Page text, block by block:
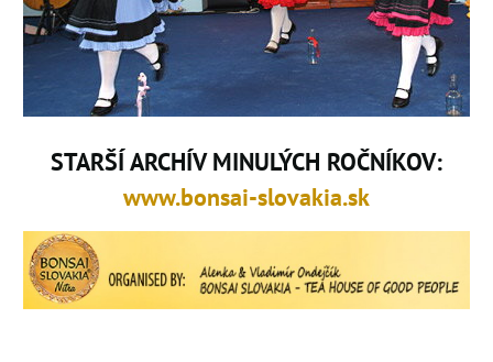
STARŠÍ ARCHÍV MINULÝCH ROČNÍKOV:
www.bonsai-slovakia.sk